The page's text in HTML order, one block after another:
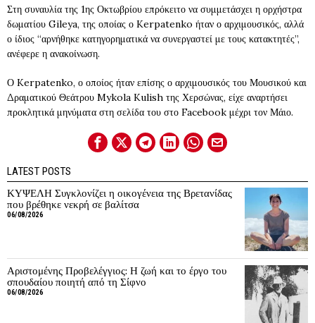
Στη συναυλία της 1ης Οκτωβρίου επρόκειτο να συμμετάσχει η ορχήστρα
δωματίου Gileya, της οποίας ο Kerpatenko ήταν ο αρχιμουσικός, αλλά
ο ίδιος “αρνήθηκε κατηγορηματικά να συνεργαστεί με τους κατακτητές”,
ανέφερε η ανακοίνωση.
Ο Kerpatenko, ο οποίος ήταν επίσης ο αρχιμουσικός του Μουσικού και
Δραματικού Θεάτρου Mykola Kulish της Χερσώνας, είχε αναρτήσει
προκλητικά μηνύματα στη σελίδα του στο Facebook μέχρι τον Μάιο.
LATEST POSTS
ΚΥΨΕΛΗ Συγκλονίζει η οικογένεια της Βρετανίδας
που βρέθηκε νεκρή σε βαλίτσα
06/08/2026
Αριστομένης Προβελέγγιος: Η ζωή και το έργο του
σπουδαίου ποιητή από τη Σίφνο
06/08/2026